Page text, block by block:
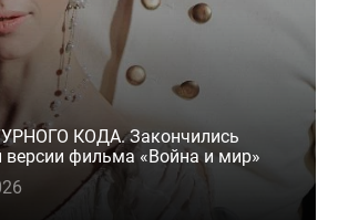
КОДА. Закончились
версии фильма «Война и мир»